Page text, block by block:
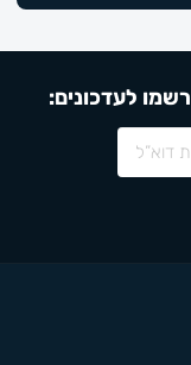
לעדכונים: